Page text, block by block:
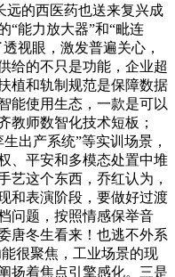
远的西医药也送来复兴成
“能力放大器”和“毗连
视眼，激发普遍关心，
给的不只是功能，企业超
植和轨制规范是保障数据
能使用生态，一款是可以
教师数智化技术短板；
出产系统”等实训场景，
、平安和多模态处置中堆
艺这个东西，乔红认为，
和表演阶段，要做好过渡
问题，按照情感保举音
唐冬生看来！也逃不外系
很聚焦，工业场景的现
扬着焦点引擎感化。三是